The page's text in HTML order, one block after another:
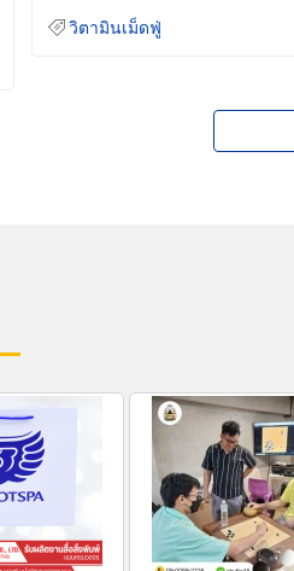
วิตามินเม็ดฟู่